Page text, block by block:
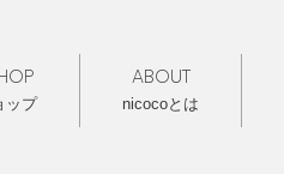
ップ
ABOUT
nicocoとは